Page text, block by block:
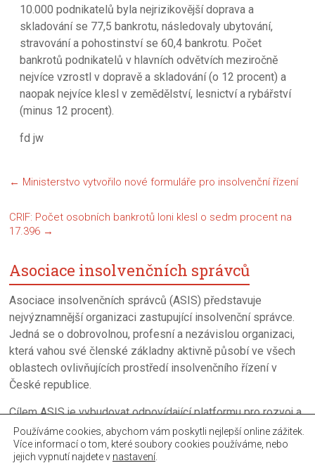
10.000 podnikatelů byla nejrizikovější doprava a
skladování se 77,5 bankrotu, následovaly ubytování,
stravování a pohostinství se 60,4 bankrotu. Počet
bankrotů podnikatelů v hlavních odvětvích meziročně
nejvíce vzrostl v dopravě a skladování (o 12 procent) a
naopak nejvíce klesl v zemědělství, lesnictví a rybářství
(minus 12 procent).
fd jw
← Ministerstvo vytvořilo nové formuláře pro insolvenční řízení
CRIF: Počet osobních bankrotů loni klesl o sedm procent na
17.396 →
Asociace insolvenčních správců
Asociace insolvenčních správců (ASIS) představuje
nejvýznamnější organizaci zastupující insolvenční správce.
Jedná se o dobrovolnou, profesní a nezávislou organizaci,
která vahou své členské základny aktivně působí ve všech
oblastech ovlivňujících prostředí insolvenčního řízení v
České republice.
Cílem ASIS je vybudovat odpovídající platformu pro rozvoj a
neustalé zkvalitňováni úpadkového řízení a činnosti
insolvenčních správců.
Používáme cookies, abychom vám poskytli nejlepší online zážitek.
Více informací o tom, které soubory cookies používáme, nebo
jejich vypnutí najdete v nastavení